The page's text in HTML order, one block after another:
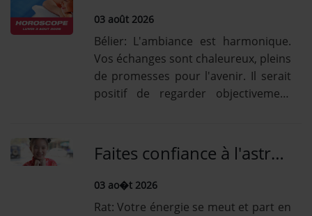
CONTACTEZ-NOUS
RÉGIE PUBLICTIAIRE
Se connecter
03 août 2026
Bélier: L'ambiance est harmonique.
Vos échanges sont chaleureux, pleins
de promesses pour l'avenir. Il serait
positif de regarder objectivement
déséquilibres qui vous [...] Lire la
suiteTaureau: Ceux qui vous font de...
Faites confiance à l'astrologie chinoise pour ce lundi 3 Août avec votre horoscope quotidien chinois !
03 ao�t 2026
Rat: Votre énergie se meut et part en